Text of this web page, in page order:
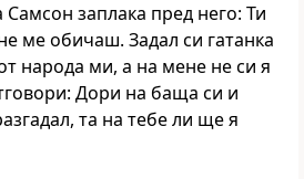
Самсон заплака пред него: Ти
ме обичаш. Задал си гатанка
народа ми, а на мене не си я
Дори на баща си и
та на тебе ли ще я